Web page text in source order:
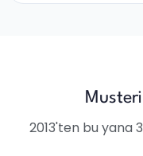
2013'ten bu yana